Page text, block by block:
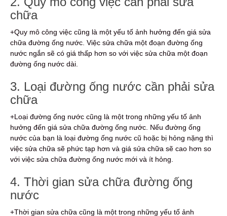
chữa
+Quy mô công việc cũng là một yếu tố ảnh hưởng đến giá sửa
chữa đường ống nước. Việc sửa chữa một đoạn đường ống
nước ngắn sẽ có giá thấp hơn so với việc sửa chữa một đoạn
đường ống nước dài.
3. Loại đường ống nước cần phải sửa
chữa
+Loại đường ống nước cũng là một trong những yếu tố ảnh
hưởng đến giá sửa chữa đường ống nước. Nếu đường ống
nước của bạn là loại đường ống nước cũ hoặc bị hỏng nặng thì
việc sửa chữa sẽ phức tạp hơn và giá sửa chữa sẽ cao hơn so
với việc sửa chữa đường ống nước mới và ít hỏng.
4. Thời gian sửa chữa đường ống
nước
+Thời gian sửa chữa cũng là một trong những yếu tố ảnh